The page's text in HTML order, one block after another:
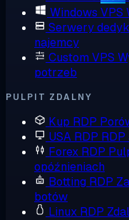
Windows VPS
Serwery
najemcy
Custom VPS
potrzeb
PULPIT ZDALNY
Kup RDP
USA RDP
Forex RDP
opóźnieniach
Botting RDP
botów
Linux RDP